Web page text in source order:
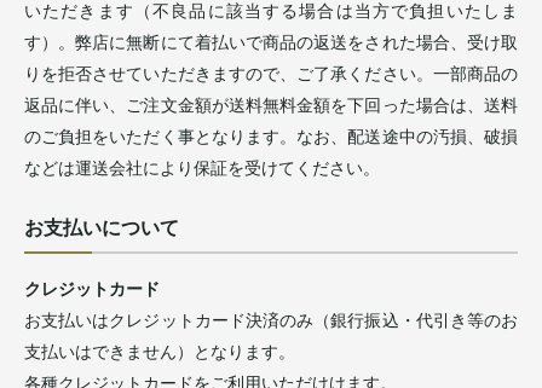
いただきます（不良品に該当する場合は当方で負担いたしま
す）。弊店に無断にて着払いで商品の返送をされた場合、受け取
りを拒否させていただきますので、ご了承ください。一部商品の
返品に伴い、ご注文金額が送料無料金額を下回った場合は、送料
のご負担をいただく事となります。なお、配送途中の汚損、破損
などは運送会社により保証を受けてください。
お支払いについて
クレジットカード
お支払いはクレジットカード決済のみ（銀行振込・代引き等のお
支払いはできません）となります。
各種クレジットカードをご利用いただけけます。